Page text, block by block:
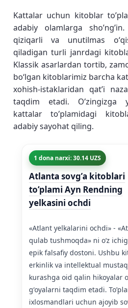
Kattalar uchun kitoblar
adabiy olamlarga
qiziqarli va unutilmas
qiladigan turli janrdagi
Klassik asarlardan tortib,
boʻlgan kitoblarimiz barcha
xohish-istaklaridan qatʼi
taqdim etadi. O’zingizga
kattalar to’plamidagi
adabiy sayohat qiling.
1 dona narxi: 30.14 UZS
Atlanta sovg’a kitoblari
to’plami Ayn Rendning
yelkasini ochdi
«Atlant yelkalarini ochdi» -
qulab tushmoqda» ni oʻz
epik falsafiy dostoni. Ushbu
erkinlik va intellektual
kurashga oid qalin hikoyalar
gʻoyalarni taqdim etadi.
ixlosmandlari uchun ajoyib